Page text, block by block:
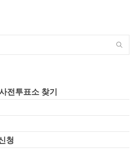
운
있습
)에 진
소지
능하
선거
다. 투
20대..
전투표소 찾기
청